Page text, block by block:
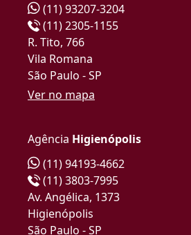
(11) 93207-3204
(11) 2305-1155
R. Tito, 766
Vila Romana
São Paulo - SP
Ver no mapa
Agência Higienópolis
(11) 94193-4662
(11) 3803-7995
Av. Angélica, 1373
Higienópolis
São Paulo - SP